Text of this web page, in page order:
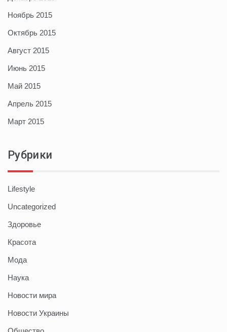
Ноябрь 2015
Октябрь 2015
Август 2015
Июнь 2015
Май 2015
Апрель 2015
Март 2015
Рубрики
Lifestyle
Uncategorized
Здоровье
Красота
Мода
Наука
Новости мира
Новости Украины